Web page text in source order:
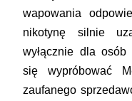
wapowania
nikotynę silnie
wyłącznie dla osób
się wypróbować
zaufanego